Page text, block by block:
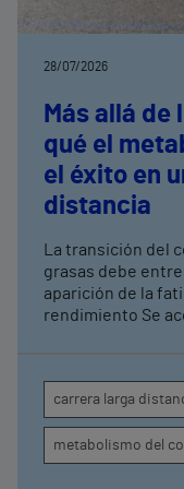
28/07/2026
Más allá
qué el
el éxito en
distancia
La transición del
grasas debe
aparición de la
rendimiento Se aconseja detectar y corregir
insuficiente o un
comprometer la
corredor Los hospitales Vithas Valencia Turia,
Vithas Valencia 9
Consuelo
carrera larga
metabolismo del